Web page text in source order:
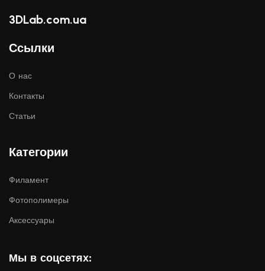
3DLab.com.ua
Ссылки
О нас
Контакты
Статьи
Категории
Филамент
Фотополимеры
Аксессуары
Мы в соцсетях: